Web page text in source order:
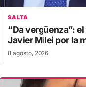
SALTA
“Da vergüenza”:
Javier Milei por la
8 agosto, 2026